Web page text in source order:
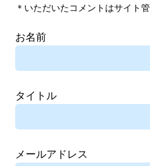
＊いただいたコメントはサイト
お名前
タイトル
メールアドレス